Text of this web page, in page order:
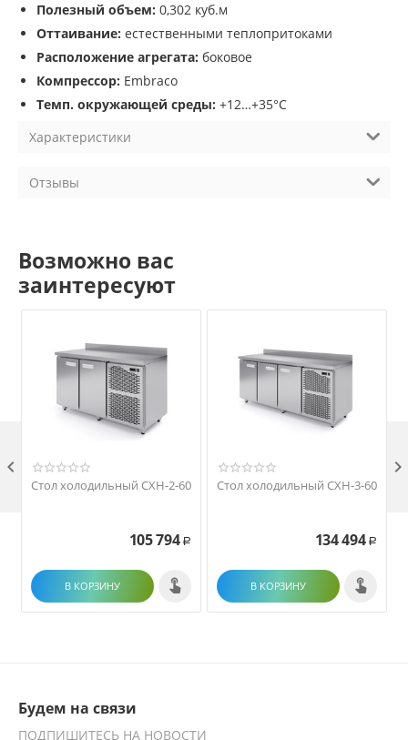
Полезный объем: 0,302 куб.м
Оттаивание: естественными теплопритоками
Расположение агрегата: боковое
Компрессор: Embraco
Темп. окружающей среды: +12…+35°С
Характеристики
Отзывы
Возможно вас
заинтересуют
Стол холодильный СХН-2-60
105 794 Р
В КОРЗИНУ
Стол холодильный СХН-3-60
134 494 Р
В КОРЗИНУ
 
Будем на связи
ПОДПИШИТЕСЬ НА НОВОСТИ